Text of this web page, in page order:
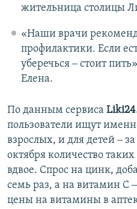
жительница столицы
«Наши врачи
профилактики. Если
уберечься ‒ стоит
Елена.
По данным сервиса
пользователи ищут
взрослых, и для детей ‒
октября количество
вдвое. Спрос на цинк,
семь раз, а на витамин С
цены на витамины в